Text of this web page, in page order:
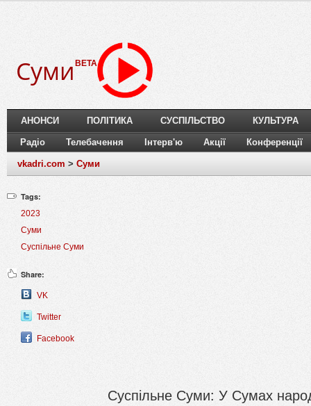
Суми BETA
АНОНСИ ПОЛІТИКА СУСПІЛЬСТВО КУЛЬТУРА
Радіо Телебачення Інтерв'ю Акції Конференції
vkadri.com > Суми
Tags:
2023
Суми
Суспільне Суми
Share:
VK
Twitter
Facebook
Суспільне Суми: У Сумах